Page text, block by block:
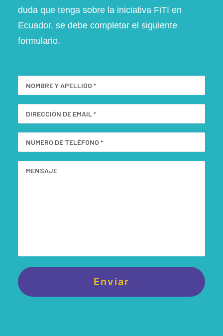
duda que tenga sobre la iniciativa FiTI en
Ecuador, se debe completar el siguiente
formulario.